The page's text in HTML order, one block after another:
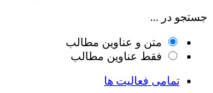
جستجو در ...
متن و عناوین مطالب
فقط عناوین مطالب
تمامی فعالیت ها